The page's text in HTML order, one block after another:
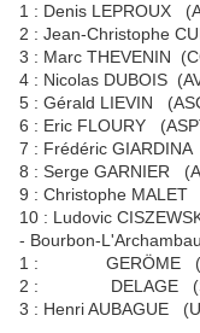
1 : Denis LEPROUX
2 : Jean-Christophe
3 : Marc THEVENIN
4 : Nicolas DUBOIS
5 : Gérald LIEVIN
6 : Eric FLOURY
7 : Frédéric
8 : Serge GARNIER
9 : Christophe
10 : Ludovic
- Bourbon-
1 : GERÖME (AS
2 : DELAGE
3 : Henri AUBAGUE